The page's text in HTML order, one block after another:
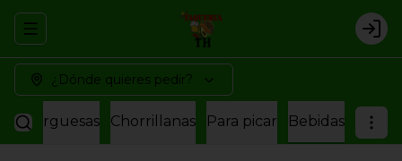
Abrir menu de navegación
¿Dónde quieres pedir?
Chorrillanas Para picar Bebidas